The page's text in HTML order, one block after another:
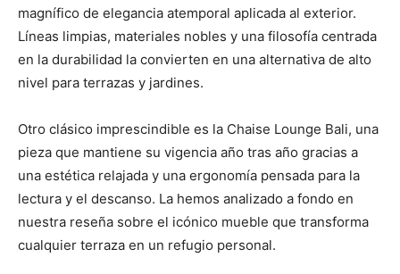
magnífico de elegancia atemporal aplicada al exterior.
Líneas limpias, materiales nobles y una filosofía centrada
en la durabilidad la convierten en una alternativa de alto
nivel para terrazas y jardines.
Otro clásico imprescindible es la Chaise Lounge Bali, una
pieza que mantiene su vigencia año tras año gracias a
una estética relajada y una ergonomía pensada para la
lectura y el descanso. La hemos analizado a fondo en
nuestra reseña sobre el icónico mueble que transforma
cualquier terraza en un refugio personal.